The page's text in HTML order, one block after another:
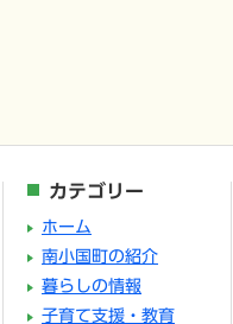
カテゴリー
ホーム
南小国町の紹介
暮らしの情報
子育て支援・教育